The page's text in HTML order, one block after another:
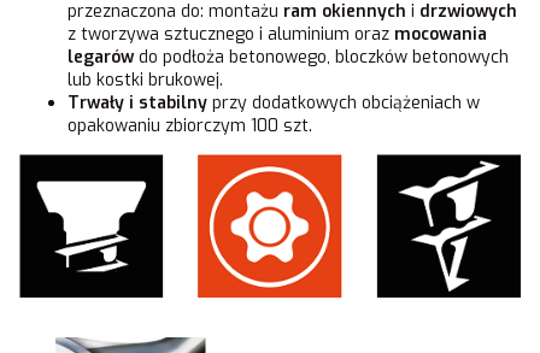
przeznaczona do: montażu ram okiennych i drzwiowych
z tworzywa sztucznego i aluminium oraz mocowania
legarów do podłoża betonowego, bloczków betonowych
lub kostki brukowej.
Trwały i stabilny przy dodatkowych obciążeniach w
opakowaniu zbiorczym 100 szt.